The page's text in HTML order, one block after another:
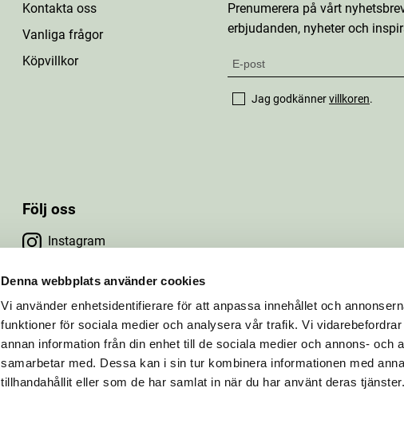
Denna webbplats använder cookies
Vi använder enhetsidentifierare för att anpassa innehållet och
funktioner för sociala medier och analysera vår trafik. Vi
annan information från din enhet till de sociala medier och annons- och
samarbetar med. Dessa kan i sin tur kombinera informationen med
tillhandahållit eller som de har samlat in när du har använt deras tjänster.
Kontakta oss
Vanliga frågor
Köpvillkor
Följ oss
Instagram
Facebook
YouTube
Prenumerera på vårt
erbjudanden, nyheter och
Jag godkännervillkoren.